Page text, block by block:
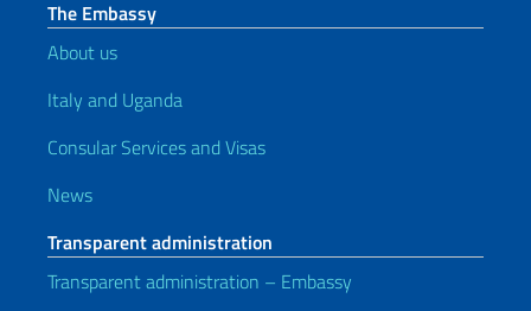
The Embassy
About us
Italy and Uganda
Consular Services and Visas
News
Transparent administration
Transparent administration – Embassy